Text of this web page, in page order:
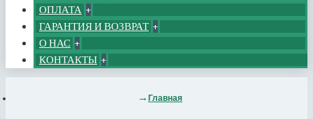
ОПЛАТА +
ГАРАНТИЯ И ВОЗВРАТ +
О НАС +
КОНТАКТЫ +
Главная